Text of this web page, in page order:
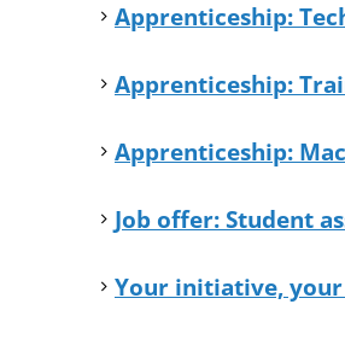
Apprenticeship:
Apprenticeship:
Apprenticeship:
Job offer: Student
Your initiative,